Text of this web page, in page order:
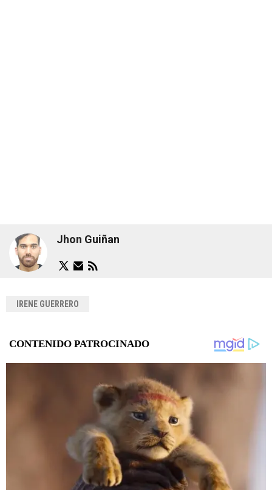
Jhon Guiñan
IRENE GUERRERO